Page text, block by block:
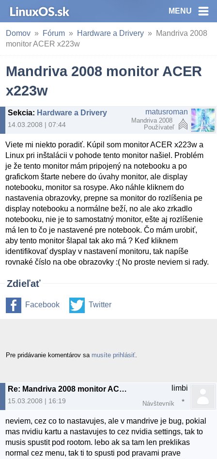
MENU
Domov Fórum Hardware a Drivery
Mandriva 2008
monitor ACER x223w
Mandriva 2008 monitor ACER
x223w
Sekcia: Hardware a Drivery
14.03.2008 | 07:44
matusroman
Mandriva 2008
Používateľ
Viete mi niekto poradiť. Kúpil som monitor ACER x223w a
Linux pri inštalácii v pohode tento monitor našiel. Problém
je že tento monitor mám pripojený na notebooku a po
grafickom štarte nebere do úvahy monitor, ale display
notebooku, monitor sa rosype. Ako náhle kliknem do
nastavenia obrazovky, prepne sa monitor do rozlíšenia pe
display notebooku a normálne beží, no ale ako zrkadlo
notebooku, nie je to samostatný monitor, ešte aj rozlíšenie
má len to čo je nastavené pre notebook. Čo mám urobiť,
aby tento monitor šlapal tak ako má ? Keď kliknem
identifikovať dysplay v nastavení monitoru, tak napíše
rovnaké číslo na obe obrazovky :( No proste neviem si rady.
Zdieľať
Facebook Twitter
Pre pridávanie komentárov sa musíte prihlásiť
Re: Mandriva 2008 monitor ACER x223w
15.03.2008 | 16:19
limbi
Návštevník
neviem, cez co to nastavujes, ale v mandrive je bug, pokial
mas nvidiu kartu a nastavujes to cez nvidia settings, tak to
musis spustit pod rootom. lebo ak sa tam len preklikas
normal cez menu, tak ti to spusti pod pravami prave